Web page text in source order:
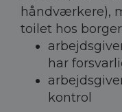
håndværkere),
toilet hos
har
kontrol